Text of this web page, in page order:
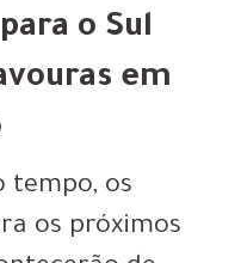
o Sul
em
tempo, os
os próximos